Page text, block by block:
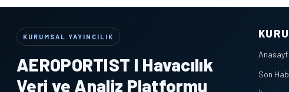
KURUMSAL YAYINCILIK
AEROPORTIST I Havacılık
Veri ve Analiz Platformu
Son